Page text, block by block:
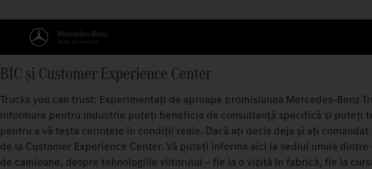
BIC și Customer Experience Center
Trucks you can trust: Experimentați de aproape promisiunea Mercedes‑Benz
informare pentru industrie puteți beneficia de consultanță specifică și puteți
pentru a vă testa cerințele în condiții reale. Dacă ați decis deja și ați
de la Customer Experience Center. Vă puteți informa aici la sediul unuia
de camioane, despre tehnologiile viitorului – fie la o vizită în fabrică, fie la